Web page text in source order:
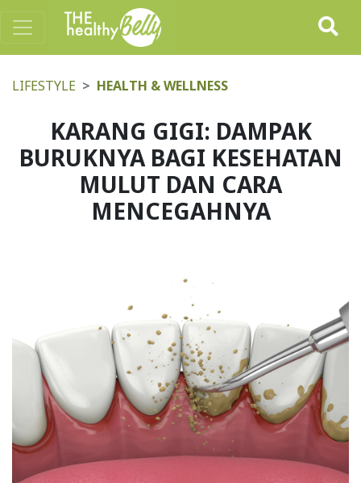
LIFESTYLE HEALTH & WELLNESS
KARANG GIGI: DAMPAK
BURUKNYA BAGI KESEHATAN
MULUT DAN CARA
MENCEGAHNYA